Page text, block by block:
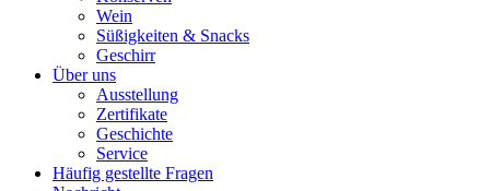
Wein
Süßigkeiten & Snacks
Geschirr
Über uns
Ausstellung
Zertifikate
Geschichte
Service
Häufig gestellte Fragen